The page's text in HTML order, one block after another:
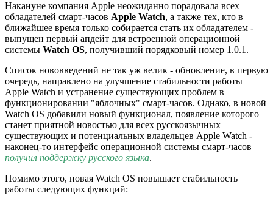
Накануне компания Apple неожиданно порадовала всех
обладателей смарт-часов Apple Watch, а также тех, кто в
ближайшее время только собирается стать их обладателем -
выпущен первый апдейт для встроенной операционной
системы Watch OS, получивший порядковый номер 1.0.1.
Список нововведений не так уж велик - обновление, в первую
очередь, направлено на улучшение стабильности работы
Apple Watch и устранение существующих проблем в
функционировании "яблочных" смарт-часов. Однако, в новой
Watch OS добавили новый функционал, появление которого
станет приятной новостью для всех русскоязычных
существующих и потенциальных владельцев Apple Watch -
наконец-то интерфейс операционной системы смарт-часов
получил поддержку русского языка.
Помимо этого, новая Watch OS повышает стабильность
работы следующих функций: